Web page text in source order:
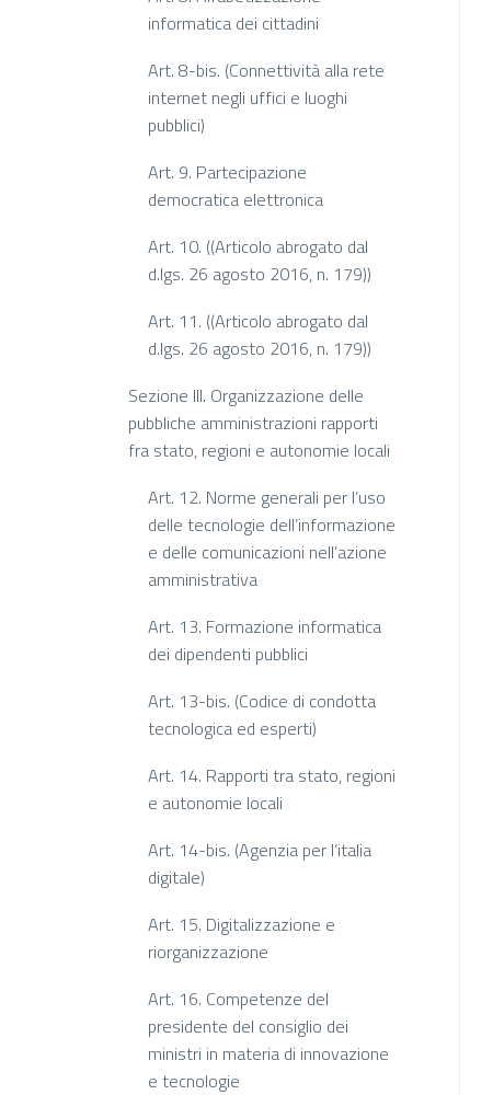
informatica dei cittadini
Art. 8-bis. (Connettività alla rete
internet negli uffici e luoghi
pubblici)
Art. 9. Partecipazione
democratica elettronica
Art. 10. ((Articolo abrogato dal
d.lgs. 26 agosto 2016, n. 179))
Art. 11. ((Articolo abrogato dal
d.lgs. 26 agosto 2016, n. 179))
Sezione III. Organizzazione delle
pubbliche amministrazioni rapporti
fra stato, regioni e autonomie locali
Art. 12. Norme generali per l’uso
delle tecnologie dell’informazione
e delle comunicazioni nell’azione
amministrativa
Art. 13. Formazione informatica
dei dipendenti pubblici
Art. 13-bis. (Codice di condotta
tecnologica ed esperti)
Art. 14. Rapporti tra stato, regioni
e autonomie locali
Art. 14-bis. (Agenzia per l’italia
digitale)
Art. 15. Digitalizzazione e
riorganizzazione
Art. 16. Competenze del
presidente del consiglio dei
ministri in materia di innovazione
e tecnologie